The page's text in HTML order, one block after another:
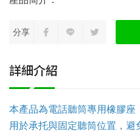
分享
詳細介紹
本產品為電話聽筒專用橡膠座
用於承托與固定聽筒位置，避